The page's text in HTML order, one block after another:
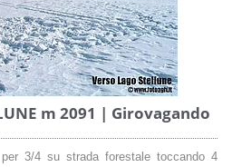
m 2091 | Girovagando
3/4 su strada forestale toccando 4